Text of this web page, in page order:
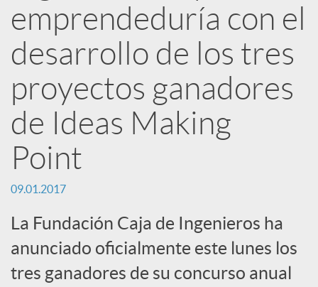
R
e
d
e
s
S
emprendeduría con el
desarrollo de los tres
proyectos ganadores
de Ideas Making
Point
09.01.2017
La Fundación Caja de Ingenieros ha
anunciado oficialmente este lunes los
tres ganadores de su concurso anual